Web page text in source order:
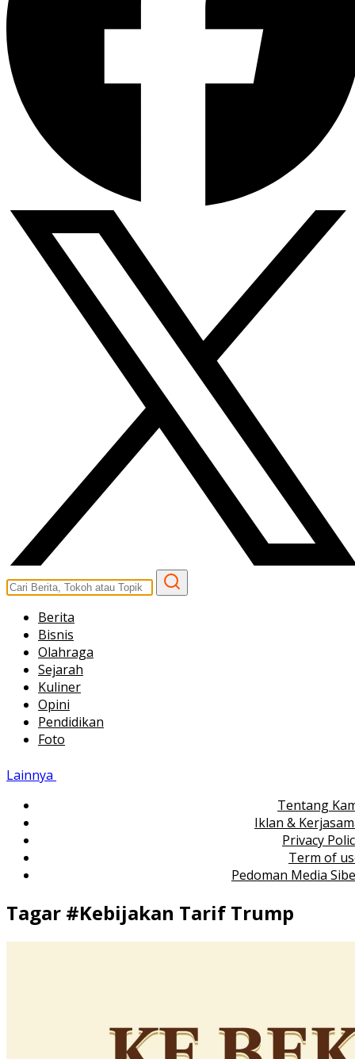
Berita
Bisnis
Olahraga
Sejarah
Kuliner
Opini
Pendidikan
Foto
Lainnya
Tentang
Iklan &
Privacy
Term of
Pedoman Media
Tagar #Kebijakan Tarif Trump